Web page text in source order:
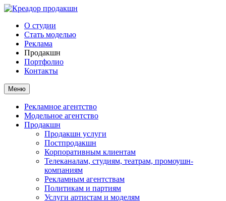
О студии
Стать моделью
Реклама
Продакшн
Портфолио
Контакты
Меню
Рекламное агентство
Модельное агентство
Продакшн
Продакшн услуги
Постпродакшн
Корпоративным клиентам
Телеканалам, студиям, театрам, промоушн-
компаниям
Рекламным агентствам
Политикам и партиям
Услуги артистам и моделям